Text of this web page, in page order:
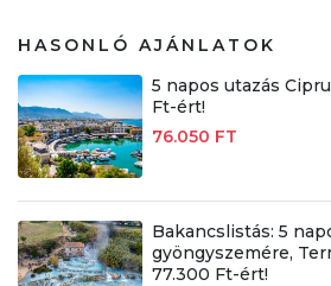
HASONLÓ AJÁNLATOK
5 napos utazás
Ft-ért!
76.050 FT
Bakancslistás: 5
gyöngyszemére,
77.300 Ft-ért!